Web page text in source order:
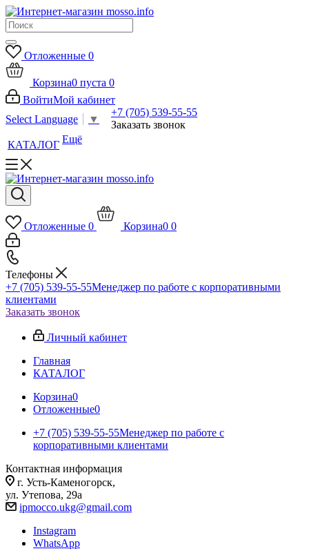
Отложенные 0
Корзина0 пуста 0
ВойтиМой кабинет
Select Language
▼
+7 (705) 539-55-55
Заказать звонок
КАТАЛОГ Ещё
Отложенные 0 Корзина0 0
Телефоны
+7 (705) 539-55-55Менеджер по работе с корпоративными
клиентами
Заказать звонок
Личный кабинет
Главная
КАТАЛОГ
Корзина0
Отложенные0
+7 (705) 539-55-55Менеджер по работе с
корпоративными клиентами
Контактная информация
г. Усть-Каменогорск,
ул. Утепова, 29а
ipmocco.ukg@gmail.com
Instagram
WhatsApp